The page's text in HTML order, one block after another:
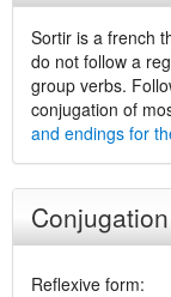
Sortir is a french
do not follow a
group verbs.
conjugation of
and endings for
Reflexive form: